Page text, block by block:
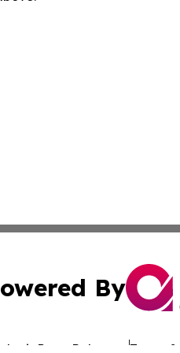
By
Press Release Terms &